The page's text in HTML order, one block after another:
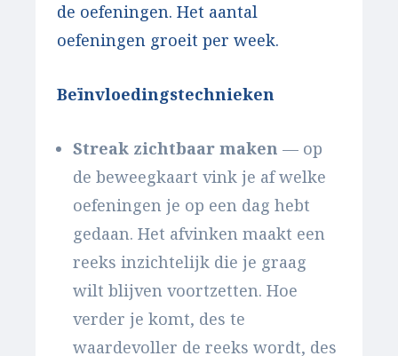
de oefeningen. Het aantal
oefeningen groeit per week.
Beïnvloedingstechnieken
Streak zichtbaar maken — op
de beweegkaart vink je af welke
oefeningen je op een dag hebt
gedaan. Het afvinken maakt een
reeks inzichtelijk die je graag
wilt blijven voortzetten. Hoe
verder je komt, des te
waardevoller de reeks wordt, des